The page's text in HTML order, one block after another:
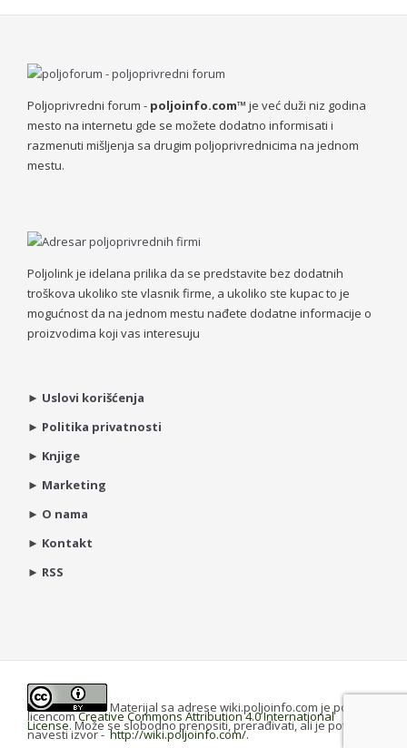
Poljoprivredni forum - poljoinfo.com™ je već duži niz godina
mesto na internetu gde se možete dodatno informisati i
razmenuti mišljenja sa drugim poljoprivrednicima na jednom
mestu.
Poljolink je idelana prilika da se predstavite bez dodatnih
troškova ukoliko ste vlasnik firme, a ukoliko ste kupac to je
mogućnost da na jednom mestu nađete dodatne informacije o
proizvodima koji vas interesuju
► Uslovi korišćenja
► Politika privatnosti
► Knjige
► Marketing
► O nama
► Kontakt
► RSS
Materijal sa adrese wiki.poljoinfo.com je pod
licencomCreative Commons Attribution 4.0 International
License. Može se slobodno prenositi, prerađivati, ali je potrebno
navesti izvor -http://wiki.poljoinfo.com/.